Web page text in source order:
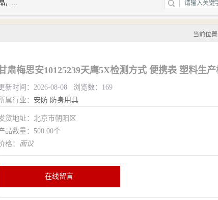
北京中创汇安科贸有限公司专业生产救援三脚架、天鹰4X气体检测仪、梅思安空气呼吸器、霍尼韦尔速差器等产品，品质保障，价格合理，欢迎在线致电咨询。
当前位置
肃梅思安10125239天鹰5X检测方式 便携表 塑料生
新时间：2026-08-08 浏览数：169
属行业： 安防 防身用具
货地址：北京市朝阳区
品数量：500.00个
格： 面议
在线留言